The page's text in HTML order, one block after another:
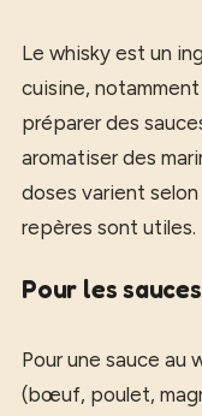
Le whisky est un
cuisine,
préparer des
aromatiser des
doses varient
repères sont utiles.
Pour les
Pour une sauce au
(bœuf, poulet,